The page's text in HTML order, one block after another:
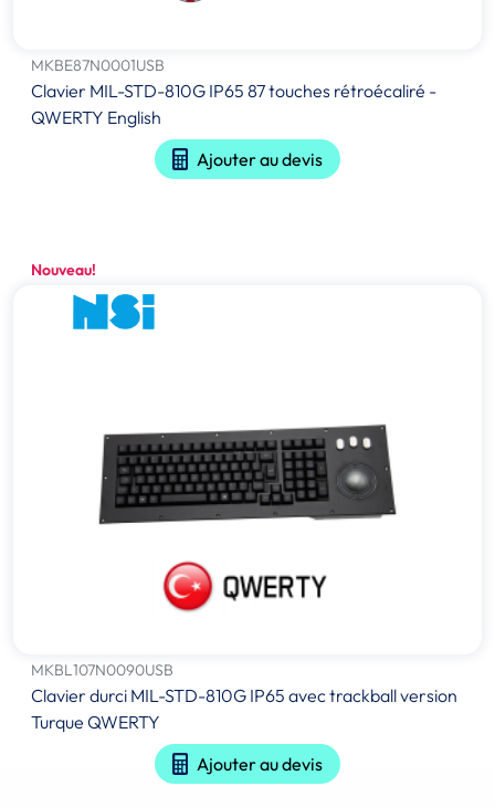
MKBE87N0001USB
Clavier MIL-STD-810G IP65 87 touches rétroécaliré -
QWERTY English
Ajouter au devis
Nouveau!
MKBL107N0090USB
Clavier durci MIL-STD-810G IP65 avec trackball version
Turque QWERTY
Ajouter au devis